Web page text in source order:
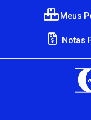
Meus
Notas